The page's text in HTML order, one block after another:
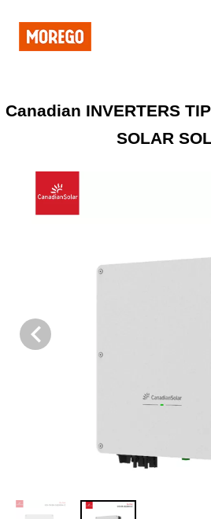
Canadian INVERTERS
SOLAR